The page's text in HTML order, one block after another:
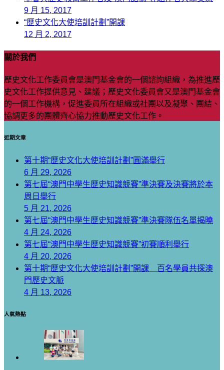
9 月 15, 2017
“歷史文化大使培訓計劃”開課
12 月 2, 2017
關於我們
歷史文化工作委員會是澳門基金會的一個諮詢組織，為推進歷
史文化工作提供意見、建議；歷史文化委員會又是澳門基金會
的一個工作機構，促進委員所在組織或社團以及凝聚、團結、
協調更多的團體齊心協力推動歷史文化工作。
近期文章
第十期“歷史文化大使培訓計劃”圓滿舉行
6 月 29, 2026
第七屆“澳門中學生歷史知識競賽”準決賽及決賽將於本
周日舉行
5 月 21, 2026
第七屆“澳門中學生歷史知識競賽”準決賽隊伍名單揭曉
4 月 24, 2026
第七屆“澳門中學生歷史知識競賽”初賽順利舉行
4 月 20, 2026
第十期“歷史文化大使培訓計劃”開課 百名學員共探澳
門歷史文脈
4 月 13, 2026
人氣熱點